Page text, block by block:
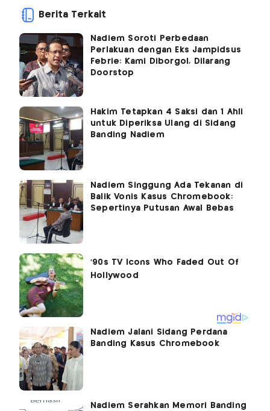
Berita Terkait
Nadiem Soroti Perbedaan
Perlakuan dengan Eks Jampidsus
Febrie: Kami Diborgol, Dilarang
Doorstop
Hakim Tetapkan 4 Saksi dan 1 Ahli
untuk Diperiksa Ulang di Sidang
Banding Nadiem
Nadiem Singgung Ada Tekanan di
Balik Vonis Kasus Chromebook:
Sepertinya Putusan Awal Bebas
Nadiem Jalani Sidang Perdana
Banding Kasus Chromebook
Nadiem Serahkan Memori Banding